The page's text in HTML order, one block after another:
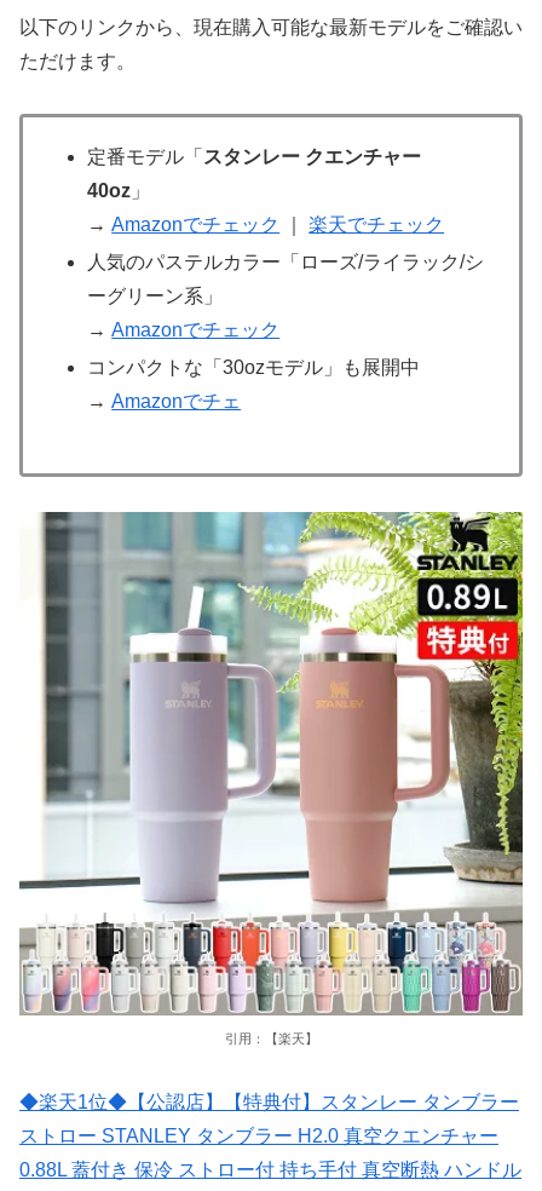
以下のリンクから、現在購入可能な最新モデルをご確認い
ただけます。
定番モデル「 スタンレー クエンチャー
40oz 」
→Amazonでチェック ｜楽天でチェック
人気のパステルカラー「ローズ/ライラック/シ
ーグリーン系」
→Amazonでチェック
コンパクトな「30ozモデル」も展開中
→Amazonでチェ
引用：【楽天】
◆楽天1位◆【公認店】【特典付】スタンレー タンブラー
ストロー STANLEY タンブラー H2.0 真空クエンチャー
0.88L 蓋付き 保冷 ストロー付 持ち手付 真空断熱 ハンドル